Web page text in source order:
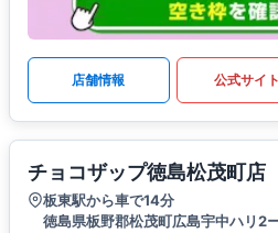
店舗情報 公式サイト
チョコザップ徳島松茂町店
板東駅から車で14分
徳島県板野郡松茂町広島宇中ハリ2